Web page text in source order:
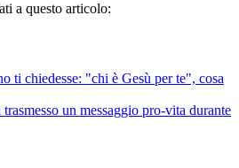
a questo articolo:
ti chiedesse: "chi è Gesù per te", cosa
un messaggio pro-vita durante